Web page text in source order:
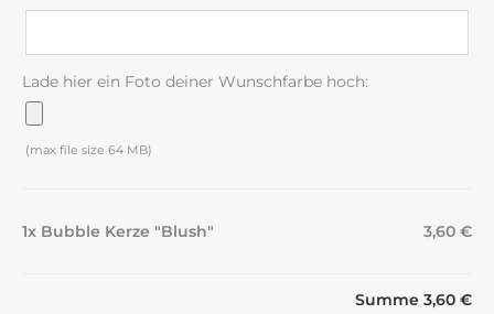
Lade hier ein Foto deiner Wunschfarbe hoch:
(max file size 64 MB)
1x Bubble Kerze "Blush" 3,60 €
Summe 3,60 €